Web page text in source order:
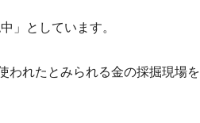
」としています。
われたとみられる金の採掘現場を